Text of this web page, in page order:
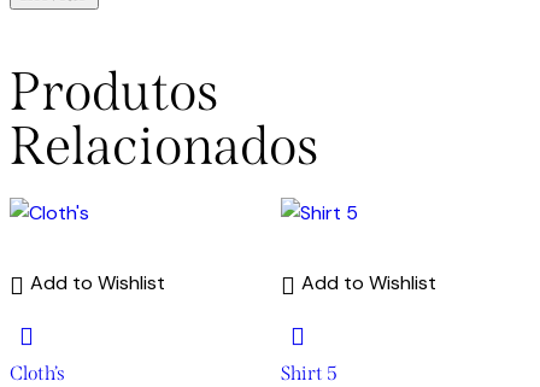
Produtos
Relacionados
Add to Wishlist
Cloth’s
Add to Wishlist
Shirt 5